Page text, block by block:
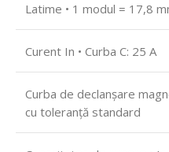
Latime • 1 modul = 17,8
Curent In • Curba C: 25 A
Curba de declanșare
cu toleranță standard